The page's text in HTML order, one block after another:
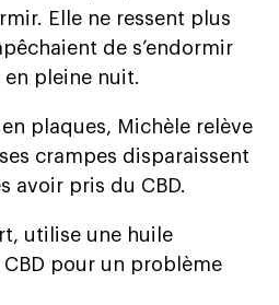
Elle ne ressent plus
de s’endormir
pleine nuit.
plaques, Michèle relève
crampes disparaissent
avoir pris du CBD.
utilise une huile
CBD pour un problème